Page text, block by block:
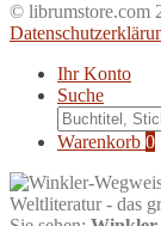
© librumstore.com
Ihr Konto
Suche
Suche
nach:
Warenkorb 0